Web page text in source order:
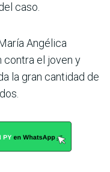
caso.
Angélica
contra el joven y
la gran cantidad de